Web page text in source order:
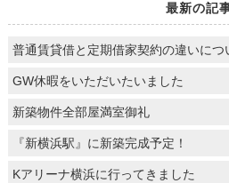
最新の記
普通賃貸借と定期借家契約の違いにつ
GW休暇をいただいたいました
新築物件全部屋満室御礼
『新横浜駅』に新築完成予定！
Kアリーナ横浜に行ってきました